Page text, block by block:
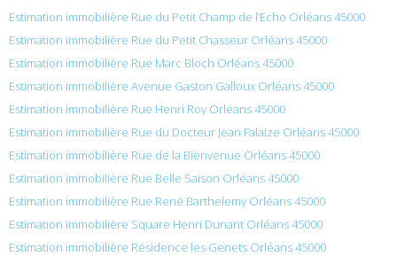
Estimation immobilière Rue du Petit Champ de l’Echo Orléans 45000
Estimation immobilière Rue du Petit Chasseur Orléans 45000
Estimation immobilière Rue Marc Bloch Orléans 45000
Estimation immobilière Avenue Gaston Galloux Orléans 45000
Estimation immobilière Rue Henri Roy Orléans 45000
Estimation immobilière Rue du Docteur Jean Falaize Orléans 45000
Estimation immobilière Rue de la Bienvenue Orléans 45000
Estimation immobilière Rue Belle Saison Orléans 45000
Estimation immobilière Rue René Barthelemy Orléans 45000
Estimation immobilière Square Henri Dunant Orléans 45000
Estimation immobilière Résidence les Genets Orléans 45000